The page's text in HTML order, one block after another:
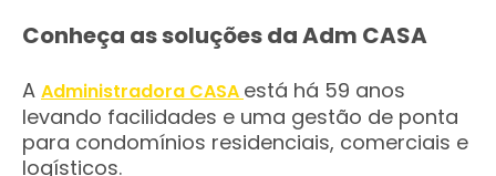
Conheça as soluções da Adm CASA
A Administradora CASA está há 59 anos
levando facilidades e uma gestão de ponta
para condomínios residenciais, comerciais e
logísticos.